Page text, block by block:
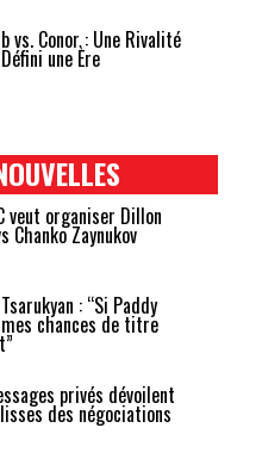
vs. Conor : Une Rivalité
une Ère
veut organiser Dillon
Chanko Zaynukov
: “Si Paddy
chances de titre
privés dévoilent
des négociations